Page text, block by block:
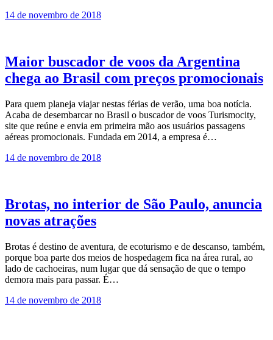
14 de novembro de 2018
Maior buscador de voos da Argentina
chega ao Brasil com preços promocionais
Para quem planeja viajar nestas férias de verão, uma boa notícia.
Acaba de desembarcar no Brasil o buscador de voos Turismocity,
site que reúne e envia em primeira mão aos usuários passagens
aéreas promocionais. Fundada em 2014, a empresa é…
14 de novembro de 2018
Brotas, no interior de São Paulo, anuncia
novas atrações
Brotas é destino de aventura, de ecoturismo e de descanso, também,
porque boa parte dos meios de hospedagem fica na área rural, ao
lado de cachoeiras, num lugar que dá sensação de que o tempo
demora mais para passar. É…
14 de novembro de 2018